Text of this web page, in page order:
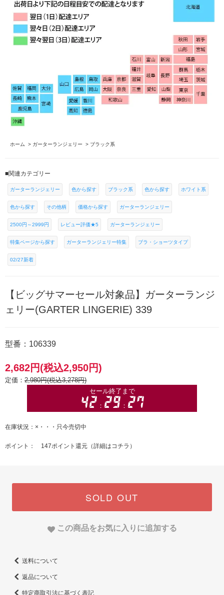
ホーム > ガーターランジェリー > ブラック系
■関連カテゴリー
ガーターランジェリー 色から探す ブラック系 色から探す ホワイト系
色から探す その他柄 価格から探す ガーターランジェリー
2500円～2999円 レビュー評価★5 ガーターランジェリー
特集ページから探す ガーターランジェリー特集 ブラ・ショーツタイプ
02/27新着
【ビッグサマーセール対象品】ガーターランジ
ェリー(GARTER LINGERIE) 339
型番：106339
2,682円(税込2,950円)
定価： 2,980円(税込3,278円)
在庫状況：×・・・只今売切中
ポイント： 147ポイント還元（詳細はコチラ ）
SOLD OUT
この商品をお気に入りに追加する
送料について
返品について
特定商取引法に基づく表記